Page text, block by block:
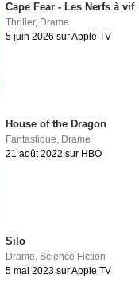
Cape Fear - Les Nerfs à vif
Thriller, Drame
5 juin 2026 sur Apple TV
House of the Dragon
Fantastique, Drame
21 août 2022 sur HBO
Silo
Drame, Science Fiction
5 mai 2023 sur Apple TV